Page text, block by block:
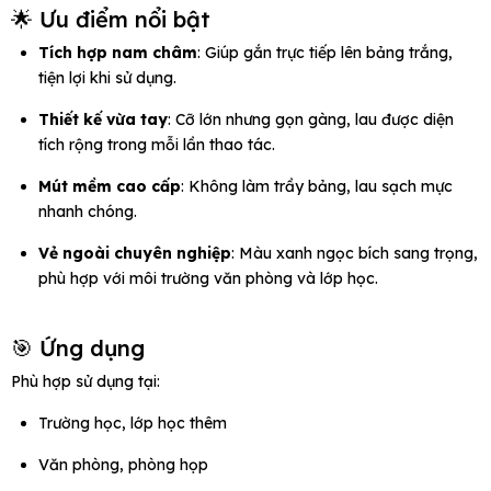
🌟 Ưu điểm nổi bật
Tích hợp nam châm: Giúp gắn trực tiếp lên bảng trắng,
tiện lợi khi sử dụng.
Thiết kế vừa tay: Cỡ lớn nhưng gọn gàng, lau được diện
tích rộng trong mỗi lần thao tác.
Mút mềm cao cấp: Không làm trầy bảng, lau sạch mực
nhanh chóng.
Vẻ ngoài chuyên nghiệp: Màu xanh ngọc bích sang trọng,
phù hợp với môi trường văn phòng và lớp học.
🎯 Ứng dụng
Phù hợp sử dụng tại:
Trường học, lớp học thêm
Văn phòng, phòng họp